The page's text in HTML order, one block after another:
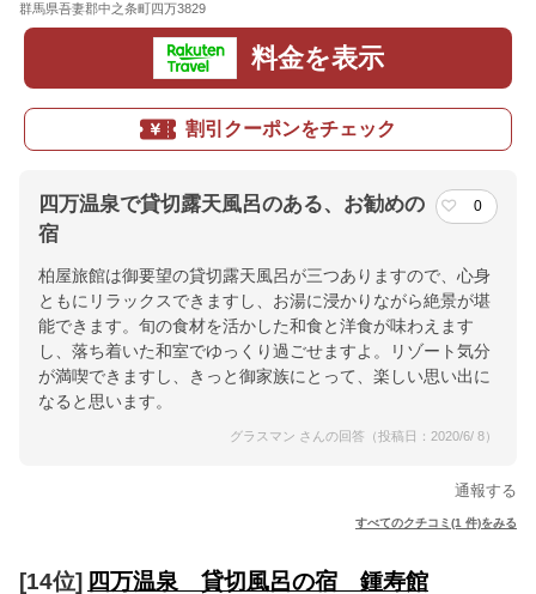
群馬県吾妻郡中之条町四万3829
料金を表示
割引クーポンをチェック
四万温泉で貸切露天風呂のある、お勧めの
宿
0
柏屋旅館は御要望の貸切露天風呂が三つありますので、心身
ともにリラックスできますし、お湯に浸かりながら絶景が堪
能できます。旬の食材を活かした和食と洋食が味わえます
し、落ち着いた和室でゆっくり過ごせますよ。リゾート気分
が満喫できますし、きっと御家族にとって、楽しい思い出に
なると思います。
グラスマン さんの回答（投稿日：2020/6/ 8）
通報する
すべてのクチコミ(1 件)をみる
[14位] 四万温泉 貸切風呂の宿 鍾寿館